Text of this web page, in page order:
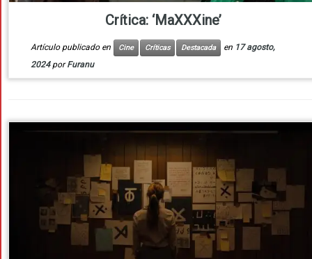
Crítica: ‘MaXXXine’
Artículo publicado en Cine Críticas Destacada en 17 agosto,
2024 porFuranu